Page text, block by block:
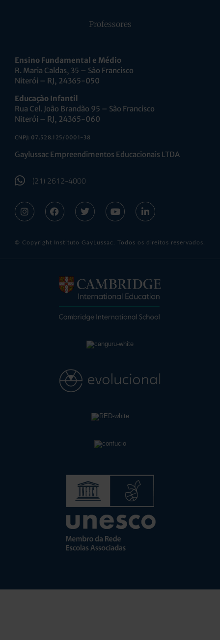
Professores
Ensino Fundamental e Médio
R. Maria Caldas, 35 – São Francisco
Niterói – RJ, 24365-050
Educação Infantil
Rua Cel. João Brandão 95 – São Francisco
Niterói – RJ, 24365-060
CNPJ: 07.528.125/0001-38
Gaylussac Empreendimentos Educacionais LTDA
(21) 2612-4000
© Copyright Instituto GayLussac. Todos os direitos reservados.